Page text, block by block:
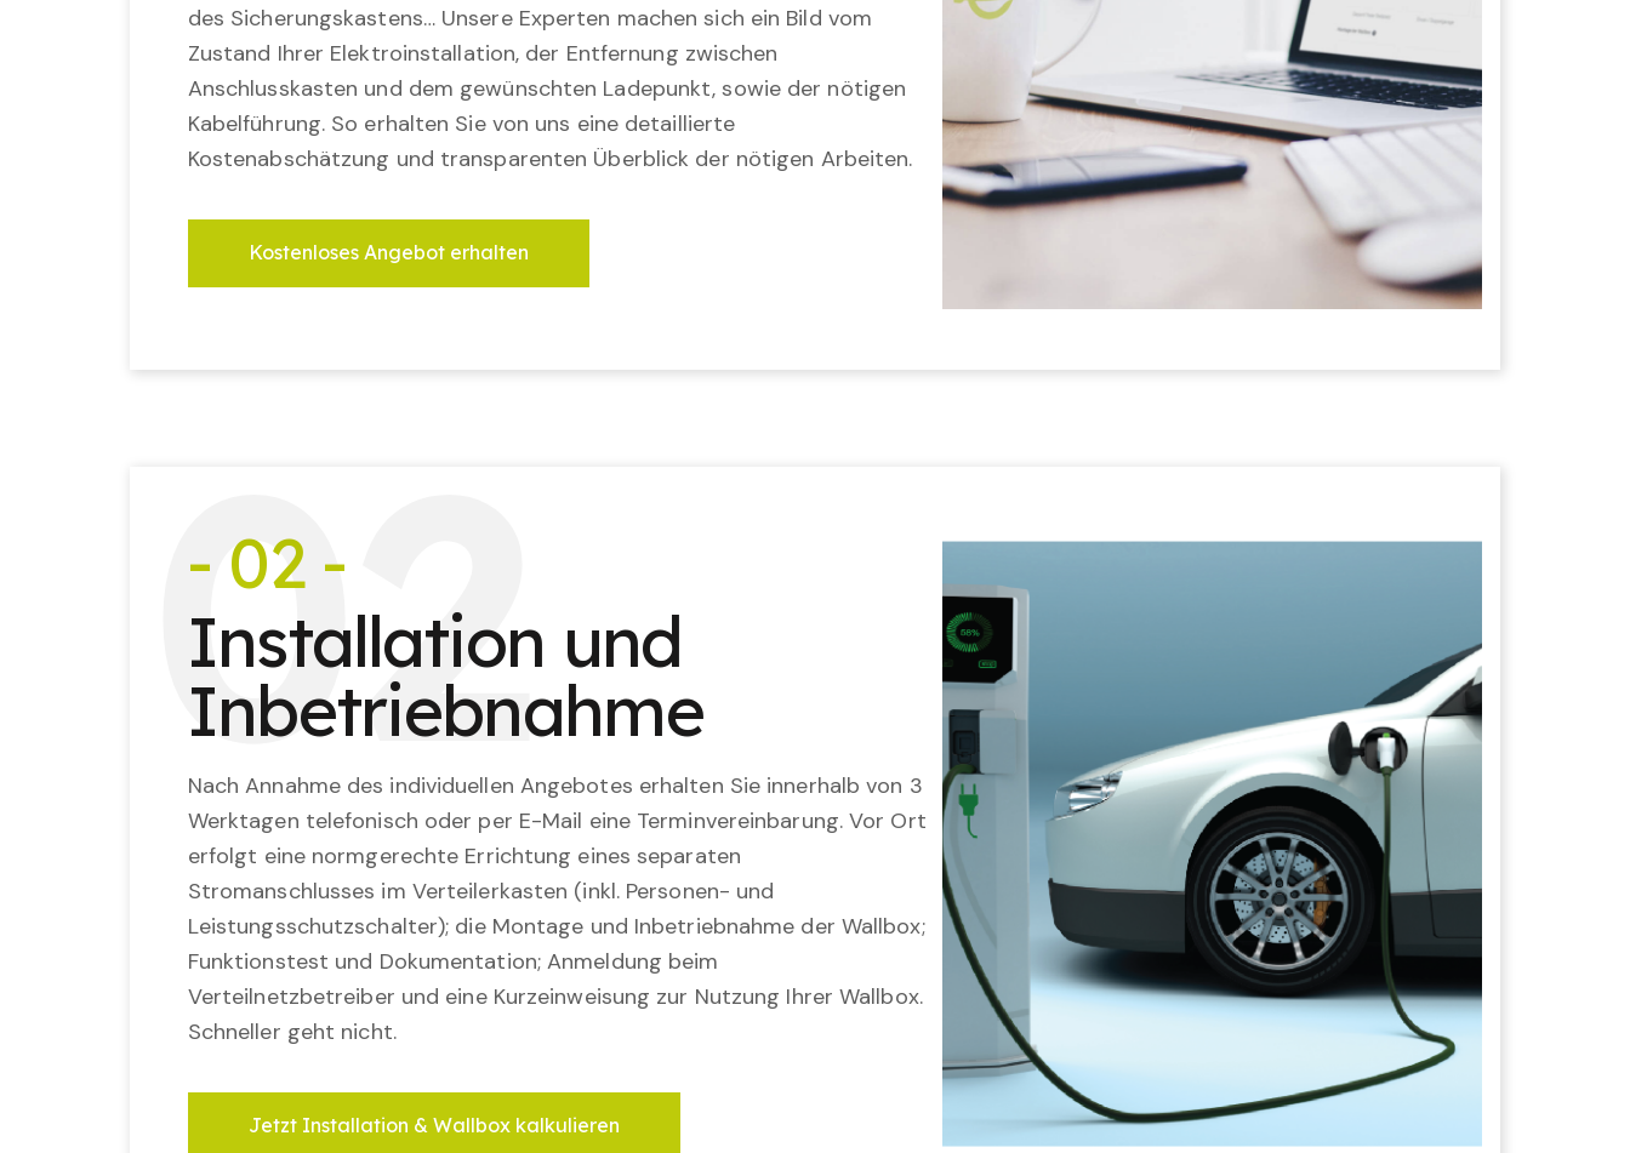
des Sicherungskastens… Unsere Experten machen sich ein Bild vom
Zustand Ihrer Elektroinstallation, der Entfernung zwischen
Anschlusskasten und dem gewünschten Ladepunkt, sowie der nötigen
Kabelführung. So erhalten Sie von uns eine detaillierte
Kostenabschätzung und transparenten Überblick der nötigen Arbeiten.
Kostenloses Angebot erhalten
02
- 02 -
Installation und
Inbetriebnahme
Nach Annahme des individuellen Angebotes erhalten Sie innerhalb von 3
Werktagen telefonisch oder per E-Mail eine Terminvereinbarung. Vor Ort
erfolgt eine normgerechte Errichtung eines separaten
Stromanschlusses im Verteilerkasten (inkl. Personen- und
Leistungsschutzschalter); die Montage und Inbetriebnahme der Wallbox;
Funktionstest und Dokumentation; Anmeldung beim
Verteilnetzbetreiber und eine Kurzeinweisung zur Nutzung Ihrer Wallbox.
Schneller geht nicht.
Jetzt Installation & Wallbox kalkulieren